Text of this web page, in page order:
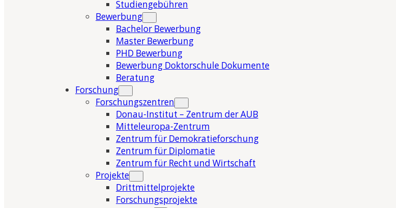
Studiengebühren
Bewerbung
Bachelor Bewerbung
Master Bewerbung
PHD Bewerbung
Bewerbung Doktorschule Dokumente
Beratung
Forschung
Forschungszentren
Donau-Institut – Zentrum der AUB
Mitteleuropa-Zentrum
Zentrum für Demokratieforschung
Zentrum für Diplomatie
Zentrum für Recht und Wirtschaft
Projekte
Drittmittelprojekte
Forschungsprojekte